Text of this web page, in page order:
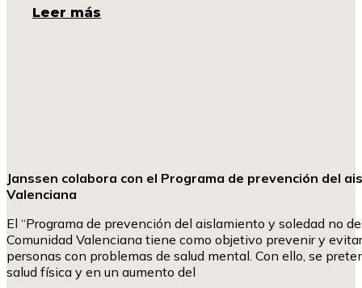
Leer más
Janssen colabora con el Programa de prevención del
Valenciana
El “Programa de prevención del aislamiento y soledad no
Comunidad Valenciana tiene como objetivo prevenir y
personas con problemas de salud mental. Con ello, se
salud física y en un aumento del